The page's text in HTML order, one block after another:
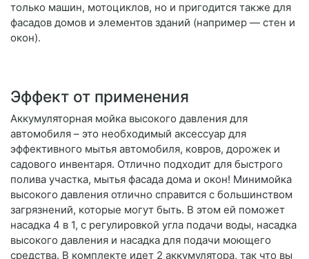
только машин, мотоциклов, но и пригодится также для
фасадов домов и элементов зданий (например — стен и
окон).
Эффект от применения
Аккумуляторная мойка высокого давления для
автомобиля – это необходимый аксессуар для
эффективного мытья автомобиля, ковров, дорожек и
садового инвентаря. Отлично подходит для быстрого
полива участка, мытья фасада дома и окон! Минимойка
высокого давления отлично справится с большинством
загрязнений, которые могут быть. В этом ей поможет
насадка 4 в 1, с регулировкой угла подачи воды, насадка
высокого давления и насадка для подачи моющего
средства. В комплекте идет 2 аккумулятора, так что вы